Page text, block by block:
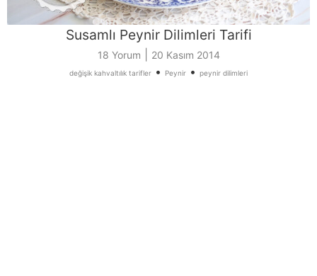
Susamlı Peynir Dilimleri Tarifi
18 Yorum 20 Kasım 2014
değişik kahvaltılık tarifler • Peynir • peynir dilimleri